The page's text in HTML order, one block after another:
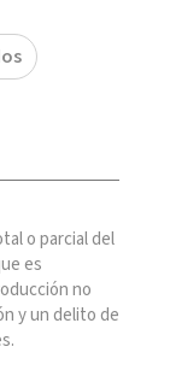
o parcial del
es
no
y un delito de